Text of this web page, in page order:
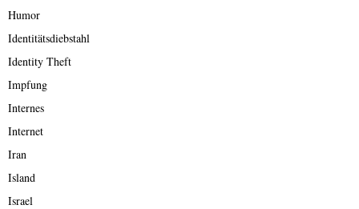
Humor
Identitätsdiebstahl
Identity Theft
Impfung
Internes
Internet
Iran
Island
Israel